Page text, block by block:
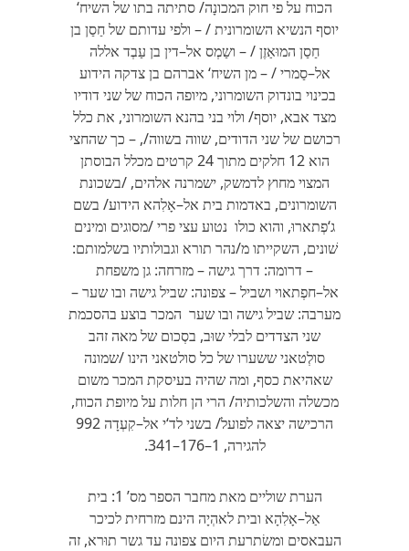
הכוח על פי חוק המכונָה/ סתיתה בתו של השיח‘
יוסף הנשיא השומרונית / – ולפי עדותם של חַסַן בן
חַסַן המוּאַזֶן / – ושַמְס אל–דין בן עַבְד אללה
אל–סַמרי / – מן השיח‘ אברהם בן צדקה הידוע
בכינוי בונדוק השומרוני, מיופה הכוח של שני דודיו
מצד אבא, יוסף/ ולוי בני בהנא השומרוני, את כלל
רכושם של שני הדודים, שווה בשווה/, – כך שהחצי
הוא 12 חלקים מתוך 24 קרטים מכלל הבוסתן
המצוי מחוץ לדמשק, ישמרנה אלהים, /בשכונת
השומרונים, באדמות בית אל–אָלִהא הידוע/ בשם
ג‘פְתארוּ, והוא כולו נטוע עצי פרי /מסוגים ומינים
שׁונים, השקייתו מ/נהר תורא וגבולותיו בשלמותם:
– דרומה: דרך גישה – מזרחה: גן משפחת
אל–חפְתאוי ושביל – צפונה: שביל גישה ובו שער –
מערבה: שביל גישה ובו שער המכר בוצע בהסכמת
שני הצדדים לבלי שוּב, בסְכום של מאה זהב
סולְטאני ששערו של כל סולטאני הינו /שמונה
שאהיאת כסף, ומה שהיה בעיסקת המכר משום
מכשלה והשלכותיה/ הרי הן חלות על מיופת הכוח,
הרכישה יצאה לפועל/ בשני לד‘י אל–קִעְדָה 992
להגירה, 1–176–341.
הערת שוליים מאת מחבר הספר מס’ 1: בית
אַל–אָלִהָא ובית לאהְיָה הינם מזרחית לכיכר
העבאסים ומשׂתרעת היום צפונה עד גשר תוּרא, זה